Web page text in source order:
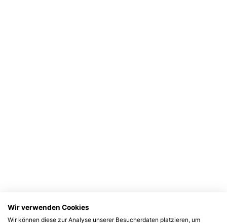
Wir verwenden Cookies
Wir können diese zur Analyse unserer Besucherdaten platzieren, um